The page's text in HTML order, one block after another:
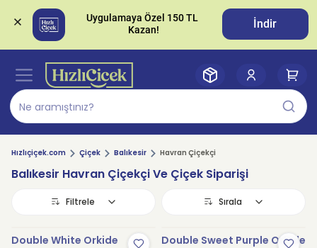
Uygulamaya Özel 150 TL
İndir
Hızlıçiçek.com Çiçek Balıkesir Havran Çiçekçi
Balıkesir Havran Çiçekçi Ve Çiçek Siparişi
Filtrele Sırala
Double White Orkide Double Sweet Purple Orkide